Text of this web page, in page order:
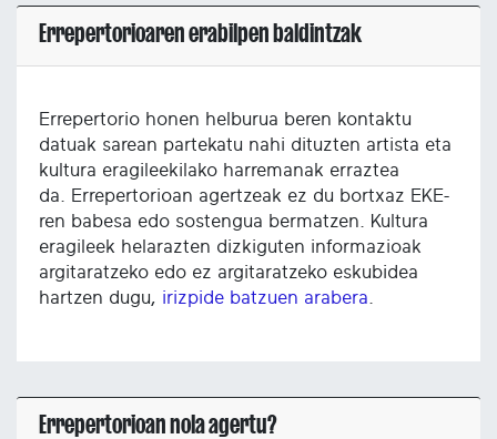
Errepertorioaren erabilpen baldintzak
Errepertorio honen helburua beren kontaktu
datuak sarean partekatu nahi dituzten artista eta
kultura eragileekilako harremanak erraztea
da. Errepertorioan agertzeak ez du bortxaz EKE-
ren babesa edo sostengua bermatzen. Kultura
eragileek helarazten dizkiguten informazioak
argitaratzeko edo ez argitaratzeko eskubidea
hartzen dugu, irizpide batzuen arabera
Errepertorioan nola agertu?